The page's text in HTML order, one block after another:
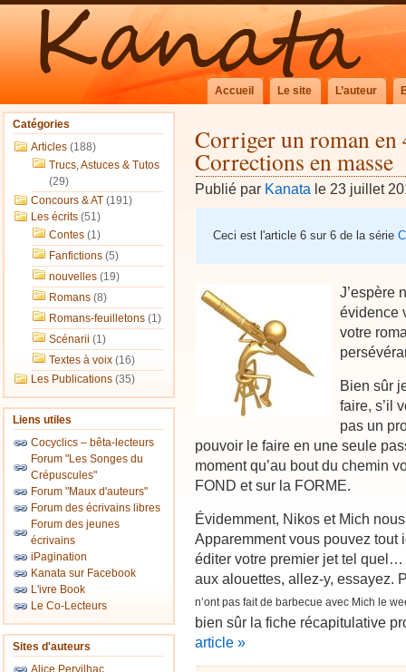
Accueil Le site L’auteur
Catégories
Articles (188)
Trucs, Astuces & Tutos
(29)
Concours & AT (191)
Les écrits (51)
Contes (1)
Fanfictions (5)
nouvelles (19)
Romans (8)
Romans-feuilletons (1)
Scénarii (1)
Textes à voix (16)
Les Publications (35)
Liens utiles
Cocyclics – bêta-lecteurs
Forum "Les Songes du
Crépuscules"
Forum "Maux d'auteurs"
Forum des écrivains libres
Forum des jeunes
écrivains
iPagination
Kanata sur Facebook
L'ivre Book
Le Co-Lecteurs
Sites d'auteurs
Alice Pervilhac
Corriger un roman en
Corrections en masse
Publié par Kanata le 23 juillet
Ceci est l'article 6 sur 6 de la série
J’espère
évidence
votre
Bien sûr
faire, s’il
pas un
pouvoir le faire en une seule
moment qu’au bout du chemin
FOND et sur la FORME.
Évidemment, Nikos et Mich
Apparemment vous pouvez
éditer votre premier jet tel quel…
aux alouettes, allez-y, essayez.
n’ont pas fait de barbecue avec Mich le
bien sûr la fiche récapitulative
article »